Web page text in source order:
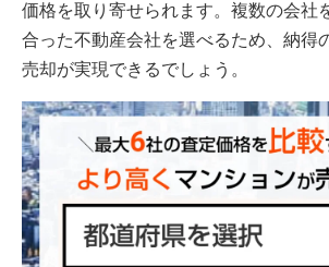
価格を取り寄せられます。複数の会社
合った不動産会社を選べるため、納得
売却が実現できるでしょう。